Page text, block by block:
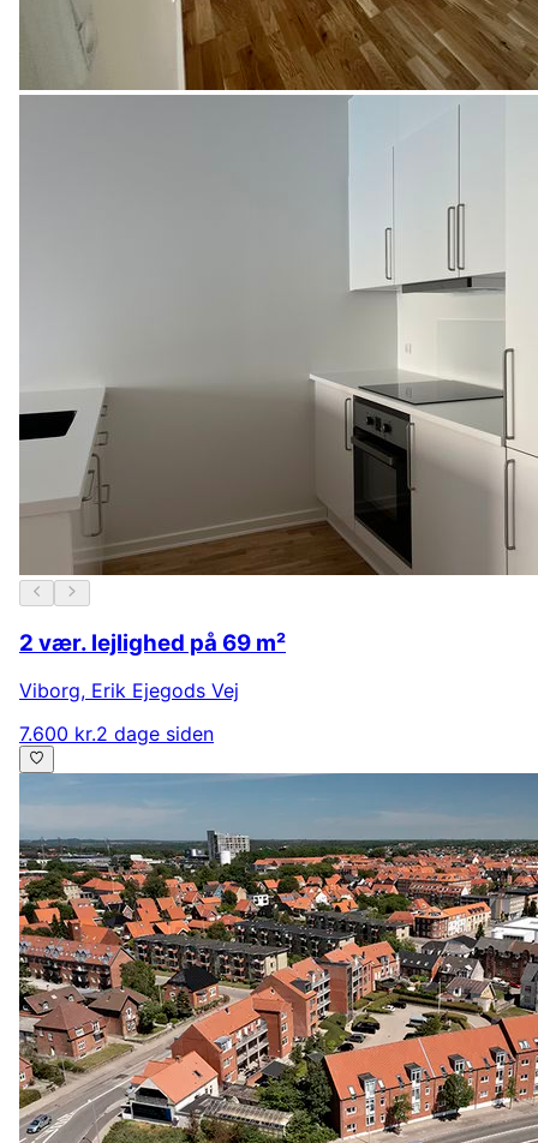
2 vær. lejlighed på 69 m²
Viborg, Erik Ejegods Vej
7.600 kr.2 dage siden